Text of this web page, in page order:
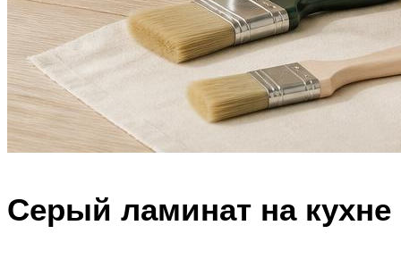
Серый ламинат на кухне